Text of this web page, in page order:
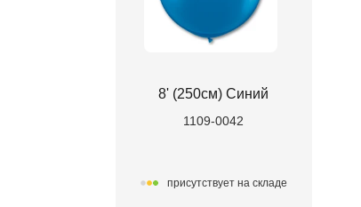
8' (250см) Синий
1109-0042
присутствует на складе